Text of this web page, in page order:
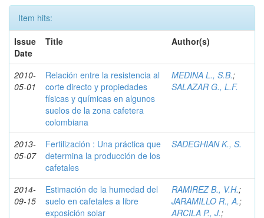
Item hits:
Issue
Date
Title Author(s)
2010-
05-01
Relación entre la resistencia al
corte directo y propiedades
físicas y químicas en algunos
suelos de la zona cafetera
colombiana
MEDINA L., S.B.;
SALAZAR G., L.F.
2013-
05-07
Fertilización : Una práctica que
determina la producción de los
cafetales
SADEGHIAN K., S.
2014-
09-15
Estimación de la humedad del
suelo en cafetales a libre
exposición solar
RAMIREZ B., V.H.;
JARAMILLO R., A.;
ARCILA P., J.;